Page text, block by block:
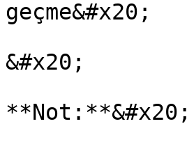
geçme&#x20;
&#x20;
**Not:**&#x20;